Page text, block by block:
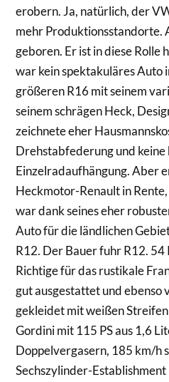
erobern. Ja, natürlich, der
mehr Produktionsstandorte.
geboren. Er ist in diese Rolle
war kein spektakuläres Auto
größeren R16 mit seinem
seinem schrägen Heck,
zeichnete eher
Drehstabfederung und keine
Einzelradaufhängung. Aber
Heckmotor-Renault in
war dank seines eher
Auto für die ländlichen
R12. Der Bauer fuhr R12. 54
Richtige für das rustikale
gut ausgestattet und ebenso
gekleidet mit weißen
Gordini mit 115 PS aus 1,6
Doppelvergasern, 185 km/h
Sechszylinder-